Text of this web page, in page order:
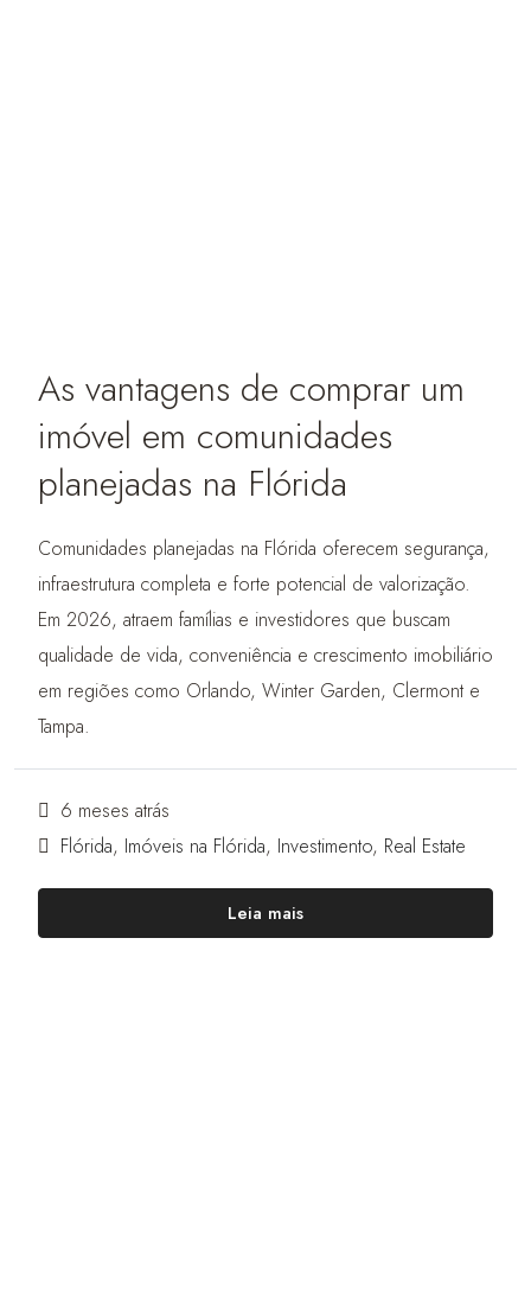
As vantagens de comprar um
imóvel em comunidades
planejadas na Flórida
Comunidades planejadas na Flórida oferecem segurança,
infraestrutura completa e forte potencial de valorização.
Em 2026, atraem famílias e investidores que buscam
qualidade de vida, conveniência e crescimento imobiliário
em regiões como Orlando, Winter Garden, Clermont e
Tampa.
6 meses atrás
Flórida, Imóveis na Flórida, Investimento, Real Estate
Leia mais